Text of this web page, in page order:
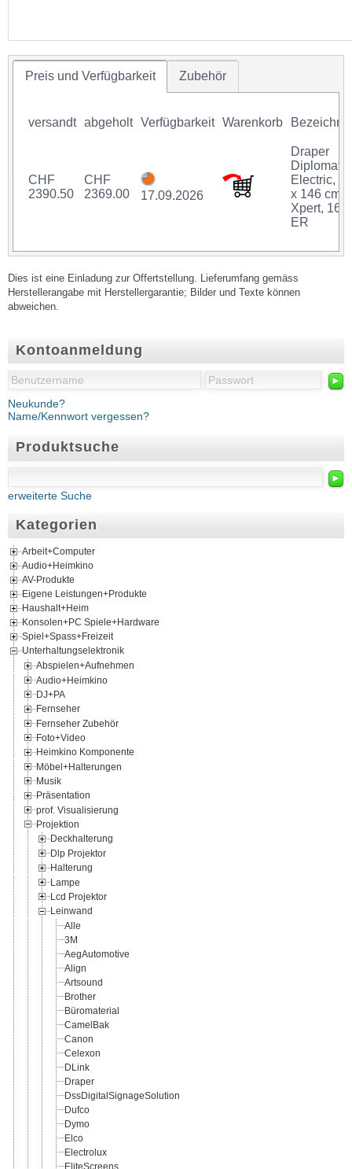
Kontoanmeldung
►
Neukunde?
Name/Kennwort vergessen?
Produktsuche
►
erweiterte Suche
Kategorien
Arbeit+Computer
Audio+Heimkino
AV-Produkte
Eigene Leistungen+Produkte
Haushalt+Heim
Konsolen+PC Spiele+Hardware
Spiel+Spass+Freizeit
Unterhaltungselektronik
Abspielen+Aufnehmen
Audio+Heimkino
DJ+PA
Fernseher
Fernseher Zubehör
Foto+Video
Heimkino Komponente
Möbel+Halterungen
Musik
Präsentation
prof. Visualisierung
Projektion
Deckhalterung
Dlp Projektor
Halterung
Lampe
Lcd Projektor
Leinwand
Alle
3M
AegAutomotive
Align
Artsound
Brother
Büromaterial
CamelBak
Canon
Celexon
DLink
Draper
DssDigitalSignageSolution
Dufco
Dymo
Elco
Electrolux
EliteScreens
Preis und Verfügbarkeit Zubehör
versandt abgeholt Verfügbarkeit Warenkorb
CHF
2390.50
CHF
2369.00
17.09.2026
Draper
Diplomat
Electric,
x 146 cm,
Xpert,
ER
Dies ist eine Einladung zur Offertstellung. Lieferumfang gemäss
Herstellerangabe mit Herstellergarantie; Bilder und Texte können
abweichen.